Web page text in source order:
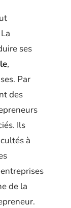
ses
,
Par
des
Ils
à
de la